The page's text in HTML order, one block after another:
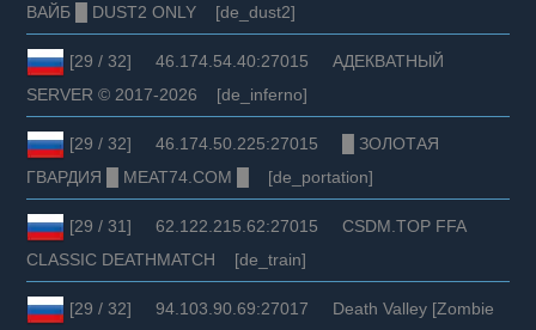
ВАЙБ █ DUST2 ONLY [de_dust2]
[29 / 32] 46.174.54.40:27015 АДЕКВАТНЫЙ
SERVER © 2017-2026 [de_inferno]
[29 / 32] 46.174.50.225:27015 █ ЗОЛОТАЯ
ГВАРДИЯ █ MEAT74.COM █ [de_portation]
[29 / 31] 62.122.215.62:27015 CSDM.TOP FFA
CLASSIC DEATHMATCH [de_train]
[29 / 32] 94.103.90.69:27017 Death Valley [Zombie